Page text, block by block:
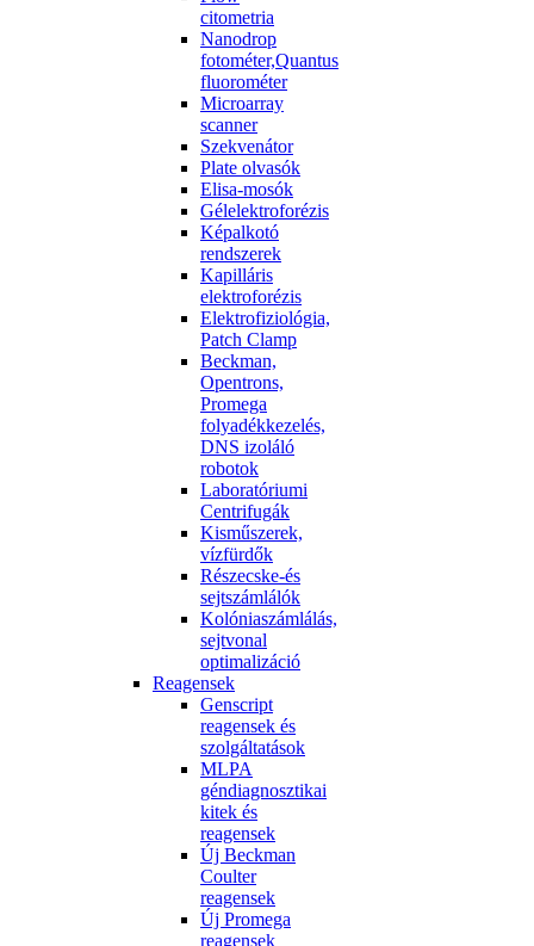
citometria
Nanodrop
fotométer,Quantus
fluorométer
Microarray
scanner
Szekvenátor
Plate olvasók
Elisa-mosók
Gélelektroforézis
Képalkotó
rendszerek
Kapilláris
elektroforézis
Elektrofiziológia,
Patch Clamp
Beckman,
Opentrons,
Promega
folyadékkezelés,
DNS izoláló
robotok
Laboratóriumi
Centrifugák
Kisműszerek,
vízfürdők
Részecske-és
sejtszámlálók
Kolóniaszámlálás,
sejtvonal
optimalizáció
Reagensek
Genscript
reagensek és
szolgáltatások
MLPA
géndiagnosztikai
kitek és
reagensek
Új Beckman
Coulter
reagensek
Új Promega
reagensek